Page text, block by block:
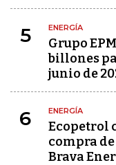
5 ENERGÍA
Grupo
billones
junio de
6 ENERGÍA
Ecopetrol
compra de
Brava